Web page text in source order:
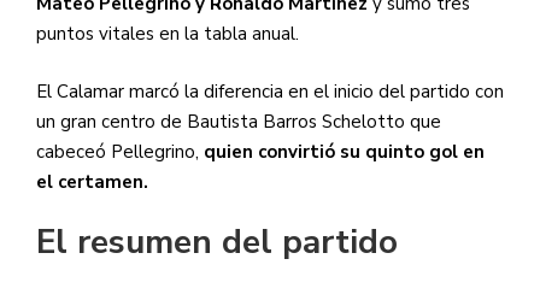
puntos vitales en la tabla anual.
El Calamar marcó la diferencia en el inicio del partido con
un gran centro de Bautista Barros Schelotto que
cabeceó Pellegrino, quien convirtió su quinto gol en
el certamen.
El resumen del partido